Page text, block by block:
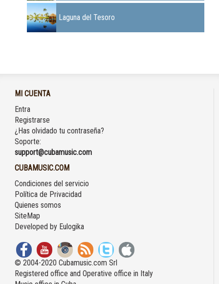
Laguna del Tesoro
MI CUENTA
Entra
Registrarse
¿Has olvidado tu contraseña?
Soporte:
support@cubamusic.com
CUBAMUSIC.COM
Condiciones del servicio
Política de Privacidad
Quienes somos
SiteMap
Developed by Eulogika
© 2004-2020 Cubamusic.com Srl
Registered office and Operative office in Italy